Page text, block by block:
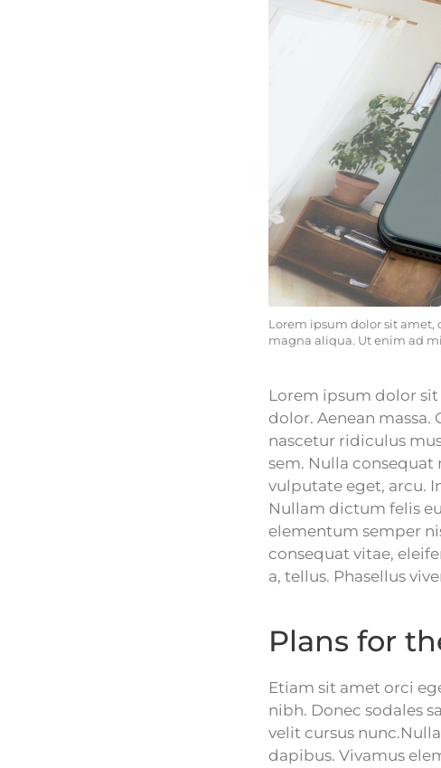
Lorem ipsum dolor sit
magna aliqua. Ut enim ad
Lorem ipsum dolor
dolor. Aenean
nascetur ridiculus
sem. Nulla consequat
vulputate eget, arcu.
Nullam dictum felis
elementum semper
consequat vitae,
a, tellus. Phasellus
Plans for
Etiam sit amet orci
nibh. Donec sodales
velit cursus
dapibus. Vivamus